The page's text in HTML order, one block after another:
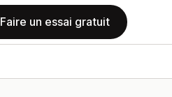
Faire un essai gratuit